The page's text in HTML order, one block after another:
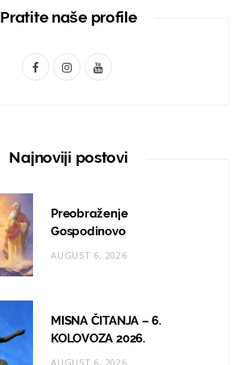
Pratite naše profile
F
I
t
r
a
Y
T
e
Najnoviji postovi
Preobraženje
Gospodinovo
AUGUST 6, 2026
MISNA ČITANJA – 6.
KOLOVOZA 2026.
AUGUST 6, 2026